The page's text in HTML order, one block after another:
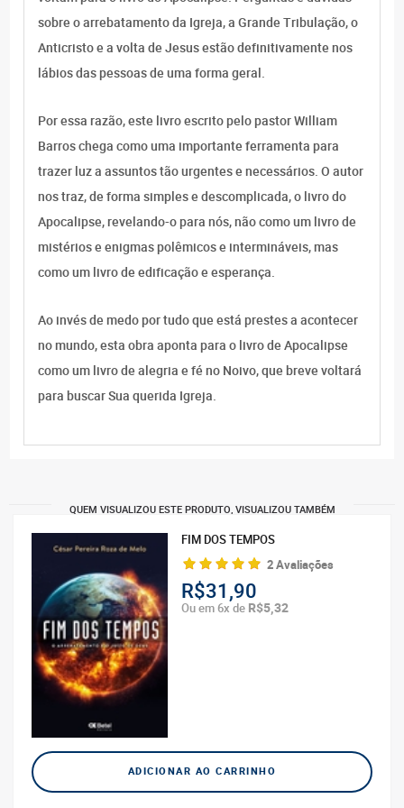
sobre o arrebatamento da Igreja, a Grande Tribulação, o
Anticristo e a volta de Jesus estão definitivamente nos
lábios das pessoas de uma forma geral.
Por essa razão, este livro escrito pelo pastor William
Barros chega como uma importante ferramenta para
trazer luz a assuntos tão urgentes e necessários. O autor
nos traz, de forma simples e descomplicada, o livro do
Apocalipse, revelando-o para nós, não como um livro de
mistérios e enigmas polêmicos e intermináveis, mas
como um livro de edificação e esperança.
Ao invés de medo por tudo que está prestes a acontecer
no mundo, esta obra aponta para o livro de Apocalipse
como um livro de alegria e fé no Noivo, que breve voltará
para buscar Sua querida Igreja.
QUEM VISUALIZOU ESTE PRODUTO, VISUALIZOU TAMBÉM
FIM DOS TEMPOS
2 Avaliações
R$31,90
Ou em 6x de R$5,32
ADICIONAR AO CARRINHO